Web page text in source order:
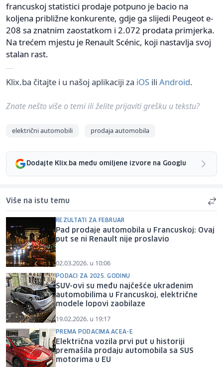
francuskoj statistici prodaje potpuno je bacio na
koljena približne konkurente, gdje ga slijedi Peugeot e-
208 sa znatnim zaostatkom i 2.072 prodata primjerka.
Na trećem mjestu je Renault Scénic, koji nastavlja svoj
stalan rast.
Klix.ba čitajte i u našoj aplikaciji za iOS ili Android.
Znate nešto više o temi ili želite prijaviti grešku u tekstu?
električni automobili prodaja automobila
Dodajte Klix.ba među omiljene izvore na Googlu
Više na istu temu
REZULTATI ZA FEBRUAR
Pad prodaje automobila u Francuskoj: Ovaj
put se ni Renault nije proslavio
02.03.2026. u 10:06
PODACI ZA 2025. GODINU
SUV-ovi su među najčešće ukradenim
automobilima u Francuskoj, električne
modele lopovi zaobilaze
19.02.2026. u 19:17
PREMA PODACIMA ACEA-E
Električna vozila prvi put u historiji
premašila prodaju automobila sa SUS
motorima u EU